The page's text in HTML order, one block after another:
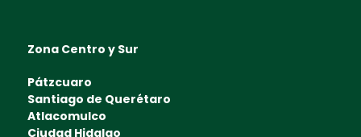
Zona Centro y Sur
Pátzcuaro
Santiago de Querétaro
Atlacomulco
Ciudad Hidalgo